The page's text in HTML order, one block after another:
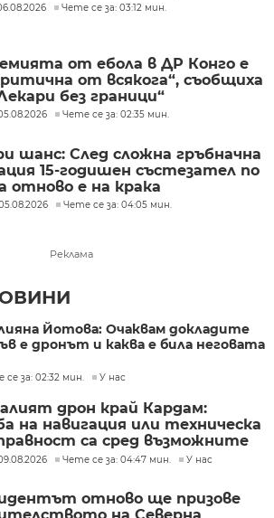
Чете се за: 03:12 мин.
от ебола в ДР Конго е
от всякога“, съобщиха
без граници“
Чете се за: 02:35 мин.
шанс: След сложна гръбначна
15-годишен състезател по
отново е на крака
Чете се за: 04:05 мин.
Реклама
Йотова: Очаквам докладите
е дронът и каква е била неговата
се за: 02:32 мин. У нас
дрон край Кардам:
на навигация или техническа
са сред възможните
Чете се за: 04:47 мин. У нас
отново ще призове